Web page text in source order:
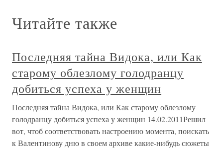
Читайте также
Последняя тайна Видока, или Как
старому облезлому голодранцу
добиться успеха у женщин
Последняя тайна Видока, или Как старому облезлому
голодранцу добиться успеха у женщин 14.02.2011Решил
вот, чтоб соответствовать настроению момента, поискать
к Валентинову дню в своем архиве какие-нибудь сюжеты